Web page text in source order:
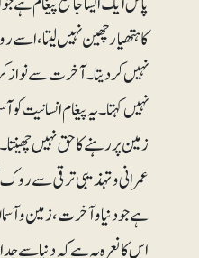
کا ہتھیار چھین نہیں لیتا،
نہیں کردیتا۔ آخرت سے
نہیں کہتا۔ یہ پیغام
زمین پر رہنے کا حق نہیں
عمرانی و تہذیبی ترقی سے روک
ہے جو دنیا وآخرت، زمین و
اس کا نعرہ یہ ہے کہ دنیا سے